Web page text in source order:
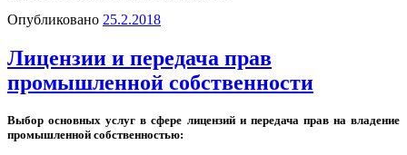
Опубликовано 25.2.2018
Лицензии и передача прав
промышленной собственности
Выбор основных услуг в сфере лицензий и передача прав на владение
промышленной собственностью: